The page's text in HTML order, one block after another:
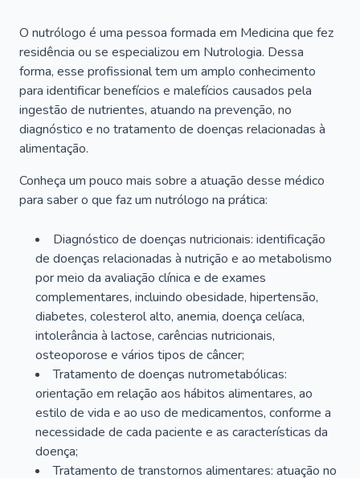
O nutrólogo é uma pessoa formada em Medicina que fez
residência ou se especializou em Nutrologia. Dessa
forma, esse profissional tem um amplo conhecimento
para identificar benefícios e malefícios causados pela
ingestão de nutrientes, atuando na prevenção, no
diagnóstico e no tratamento de doenças relacionadas à
alimentação.
Conheça um pouco mais sobre a atuação desse médico
para saber o que faz um nutrólogo na prática:
Diagnóstico de doenças nutricionais: identificação
de doenças relacionadas à nutrição e ao metabolismo
por meio da avaliação clínica e de exames
complementares, incluindo obesidade, hipertensão,
diabetes, colesterol alto, anemia, doença celíaca,
intolerância à lactose, carências nutricionais,
osteoporose e vários tipos de câncer;
Tratamento de doenças nutrometabólicas:
orientação em relação aos hábitos alimentares, ao
estilo de vida e ao uso de medicamentos, conforme a
necessidade de cada paciente e as características da
doença;
Tratamento de transtornos alimentares: atuação no